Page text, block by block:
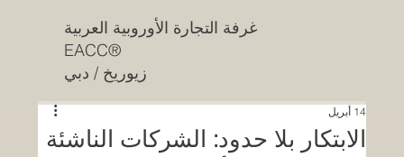
غرفة التجارة الأوروبية العربية
EACC®
زيوريخ / دبي
الابتكار بلا حدود: الشركات الناشئة
14 أبريل